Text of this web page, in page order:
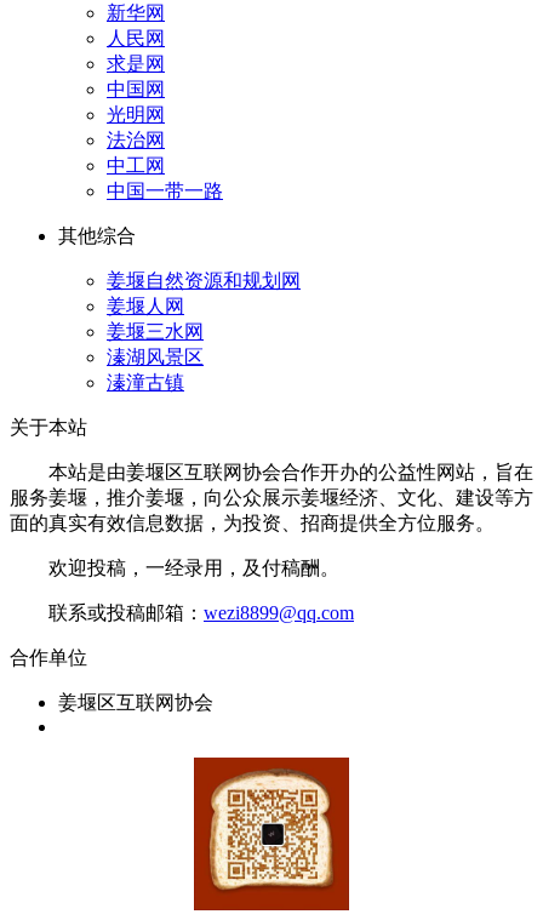
新华网
人民网
求是网
中国网
光明网
法治网
中工网
中国一带一路
其他综合
姜堰自然资源和规划网
姜堰人网
姜堰三水网
溱湖风景区
溱潼古镇
关于本站
本站是由姜堰区互联网协会合作开办的公益性网站，旨在
服务姜堰，推介姜堰，向公众展示姜堰经济、文化、建设等方
面的真实有效信息数据，为投资、招商提供全方位服务。
欢迎投稿，一经录用，及付稿酬。
联系或投稿邮箱： wezi8899@qq.com
合作单位
姜堰区互联网协会